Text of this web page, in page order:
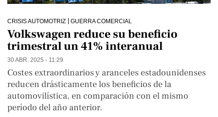
CRISIS AUTOMOTRIZ GUERRA COMERCIAL
Volkswagen reduce su beneficio
trimestral un 41% interanual
30 ABR. 2025 - 11:29
Costes extraordinarios y aranceles estadounidenses
reducen drásticamente los beneficios de la
automovilística, en comparación con el mismo
período del año anterior.